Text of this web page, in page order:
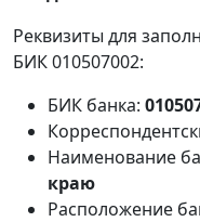
Реквизиты для
БИК 010507002:
БИК банка:
Наименование
краю
Расположение